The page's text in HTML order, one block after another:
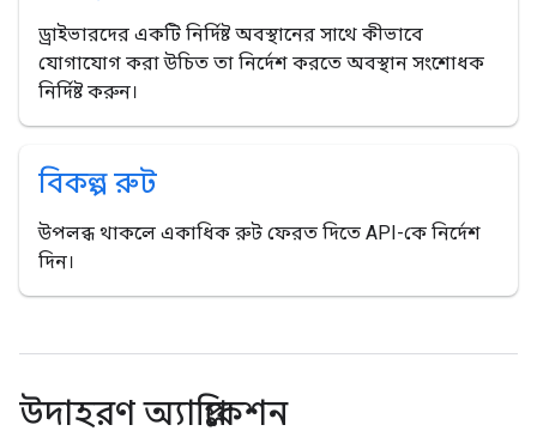
ড্রাইভারদের একটি নির্দিষ্ট অবস্থানের সাথে কীভাবে
যোগাযোগ করা উচিত তা নির্দেশ করতে অবস্থান সংশোধক
নির্দিষ্ট করুন।
বিকল্প রুট
উপলব্ধ থাকলে একাধিক রুট ফেরত দিতে API-কে নির্দেশ
দিন।
উদাহরণ অ্যাপ্লিকেশন